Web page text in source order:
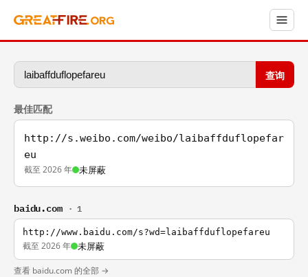
查询
最佳匹配
http://s.weibo.com/weibo/laibaffduflopefar
eu
截至 2026 年 未屏蔽
baidu.com · 1
http://www.baidu.com/s?wd=laibaffduflopefareu
截至 2026 年 未屏蔽
查看 baidu.com 的全部 →